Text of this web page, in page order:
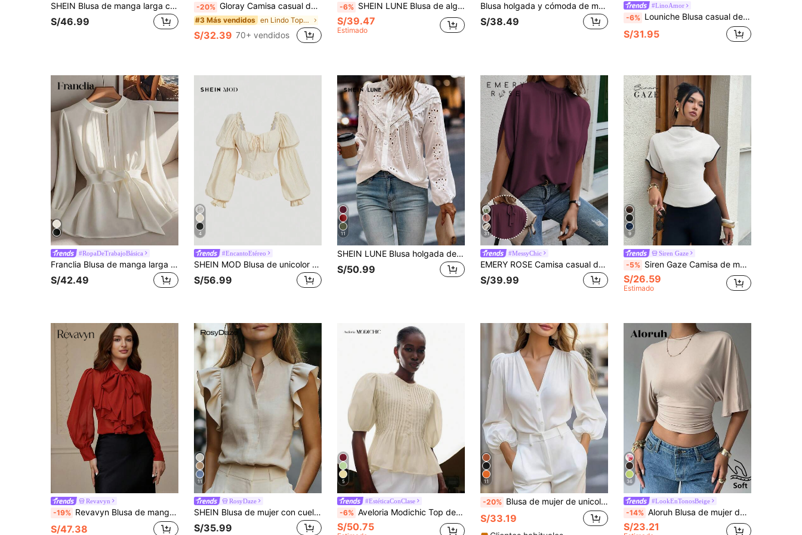
SHEIN Blusa de manga larga con envolvente de color liso para mujer, camisa de mujer para primavera y otoño
S/46.99
-20% Gloray Camisa casual de mujer de un solo pecho de unicolor con mangas de campana
#3 Más vendidos en Lindo Tops, blusas y camisetas de mujer
S/32.39 70+ vendidos
-6% SHEIN LUNE Blusa de algodón elegante de rayas azul y blanca, top casual de estilo peplum con estampado de rayas para vacaciones y uso diario
S/39.47
Estimado
Blusa holgada y cómoda de manga abullonada con estampado total para mujer de talla grande, primavera
S/38.49
#LinoAmor
-6% Louniche Blusa casual de mujer con cuello en V y nudo retorcido, de unicolor tipo lino, para primavera/verano
S/31.95
#RopaDeTrabajoBásica
Franclia Blusa de manga larga de unicolor elegante para la mujer, para ir al trabajo
S/42.49
4
#EncantoEtéreo
SHEIN MOD Blusa de unicolor con mangas abollonadas y volantes, blusas de manga larga
S/56.99
11
SHEIN LUNE Blusa holgada de manga larga con bordado floral casual para mujer
S/50.99
31
#MessyChic
EMERY ROSE Camisa casual de media manga y unicolor para hombres, para ir al trabajo en verano
S/39.99
9
Siren Gaze
-5% Siren Gaze Camisa de mujer de tela de lino de bambú con cuello fruncido, manga asimétrica, cintura fruncida lateral, efecto adelgazante, para ir al trabajo, con ribete de color en contraste, para todas las estaciones
S/26.59
Estimado
Revavyn
-19% Revavyn Blusa de manga larga con botones y cuello de corbata en rojo-marrón, estilo elegante y retro, versátil para el trabajo, uso casual diario, camisa de mujer de manga larga para todas las estaciones
S/47.38
11
RosyDaze
SHEIN Blusa de mujer con cuello en V y mangas cortas, de tela cómoda, adecuada para vacaciones, uso diario, casual, playa, citas, fiestas, vacaciones de verano urbanas, versátil
S/35.99
5
#EstéticaConClase
-6% Aveloria Modichic Top de mujer de estilo elegante y sexy europeo y americano con cuello redondo, sin mangas, diseño de volantes de contraste de malla de PU
S/50.75
11
-20% Blusa de mujer de unicolor con cuello en V y manga larga, elegante y esencial para el trayecto de primavera en color blanco
S/33.19
36
#LookEnTonosBeige
-14% Aloruh Blusa de mujer de unicolor con cuello redondo, mangas tipo murciélago y diseño fruncido, corta y de moda para primavera
S/23.21